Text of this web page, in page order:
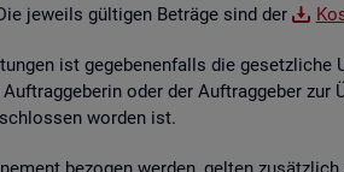
je­weils gül­ti­gen Be­trä­ge sind der
ist ge­ge­be­nen­falls die
oder der Auf­trag­ge­ber
wor­den ist.